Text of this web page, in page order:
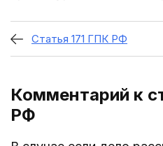
Статья 171 ГПК РФ
Комментарий к
РФ